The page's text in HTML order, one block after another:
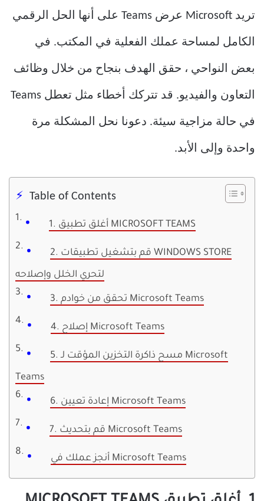
تريد Microsoft عرض Teams على أنها الحل الرقمي
الكامل لمساحة عملك الفعلية في المكتب. في
بعض النواحي ، حقق الهدف بنجاح من خلال وظائف
التعاون والفيديو. قد تتركك أخطاء مثل تعطل Teams
في حالة مزاجية سيئة. دعونا نحل المشكلة مرة
واحدة وإلى الأبد.
Table of Contents
1. أغلق تطبيق MICROSOFT TEAMS
2. قم بتشغيل تطبيقات WINDOWS STORE
لتحري الخلل وإصلاحه
3. تحقق من خوادم Microsoft Teams
4. إصلاح Microsoft Teams
5. مسح ذاكرة التخزين المؤقت لـ Microsoft
Teams
6. إعادة تعيين Microsoft Teams
7. قم بتحديث Microsoft Teams
أنجز عملك في Microsoft Teams